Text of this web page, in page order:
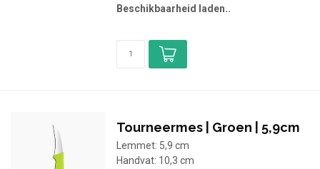
Beschikbaarheid laden..
Tourneermes | Groen | 5,9cm
Lemmet: 5,9 cm
Handvat: 10,3 cm